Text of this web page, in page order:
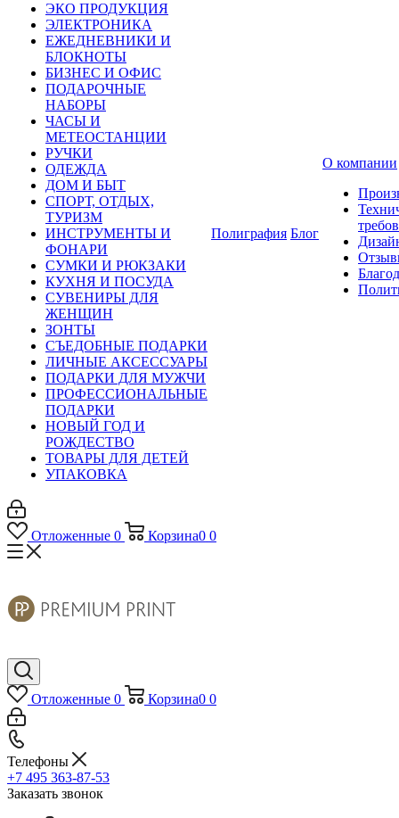
ЭКО ПРОДУКЦИЯ
ЭЛЕКТРОНИКА
ЕЖЕДНЕВНИКИ И
БЛОКНОТЫ
БИЗНЕС И ОФИС
ПОДАРОЧНЫЕ
НАБОРЫ
ЧАСЫ И
МЕТЕОСТАНЦИИ
РУЧКИ
ОДЕЖДА
ДОМ И БЫТ
СПОРТ, ОТДЫХ,
ТУРИЗМ
ИНСТРУМЕНТЫ И
ФОНАРИ
СУМКИ И РЮКЗАКИ
КУХНЯ И ПОСУДА
СУВЕНИРЫ ДЛЯ
ЖЕНЩИН
ЗОНТЫ
СЪЕДОБНЫЕ ПОДАРКИ
ЛИЧНЫЕ АКСЕССУАРЫ
ПОДАРКИ ДЛЯ МУЖЧИ
ПРОФЕССИОНАЛЬНЫЕ
ПОДАРКИ
НОВЫЙ ГОД И
РОЖДЕСТВО
ТОВАРЫ ДЛЯ ДЕТЕЙ
УПАКОВКА
Полиграфия Блог
О компании
Отложенные 0 Корзина0 0
Отложенные 0 Корзина0 0
Телефоны
+7 495 363-87-53
Заказать звонок